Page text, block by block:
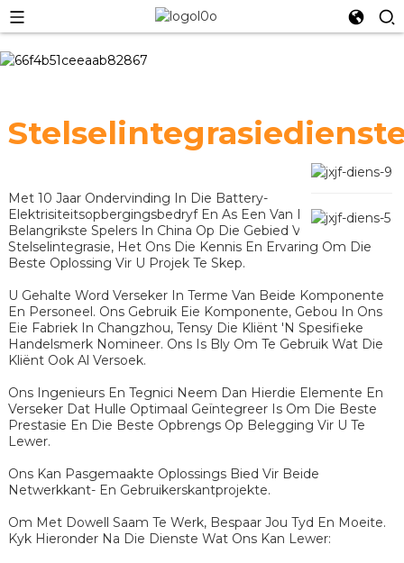
Met 10 Jaar Ondervinding In Die Battery-
Elektrisiteitsopbergingsbedryf En As Een Van Die
Belangrikste Spelers In China Op Die Gebied Van
Stelselintegrasie, Het Ons Die Kennis En Ervaring Om Die
Beste Oplossing Vir U Projek Te Skep.
U Gehalte Word Verseker In Terme Van Beide Komponente
En Personeel. Ons Gebruik Eie Komponente, Gebou In Ons
Eie Fabriek In Changzhou, Tensy Die Kliënt 'n Spesifieke
Handelsmerk Nomineer. Ons Is Bly Om Te Gebruik Wat Die
Kliënt Ook Al Versoek.
Ons Ingenieurs En Tegnici Neem Dan Hierdie Elemente En
Verseker Dat Hulle Optimaal Geïntegreer Is Om Die Beste
Prestasie En Die Beste Opbrengs Op Belegging Vir U Te
Lewer.
Ons Kan Pasgemaakte Oplossings Bied Vir Beide
Netwerkkant- En Gebruikerskantprojekte.
Om Met Dowell Saam Te Werk, Bespaar Jou Tyd En Moeite.
Kyk Hieronder Na Die Dienste Wat Ons Kan Lewer: